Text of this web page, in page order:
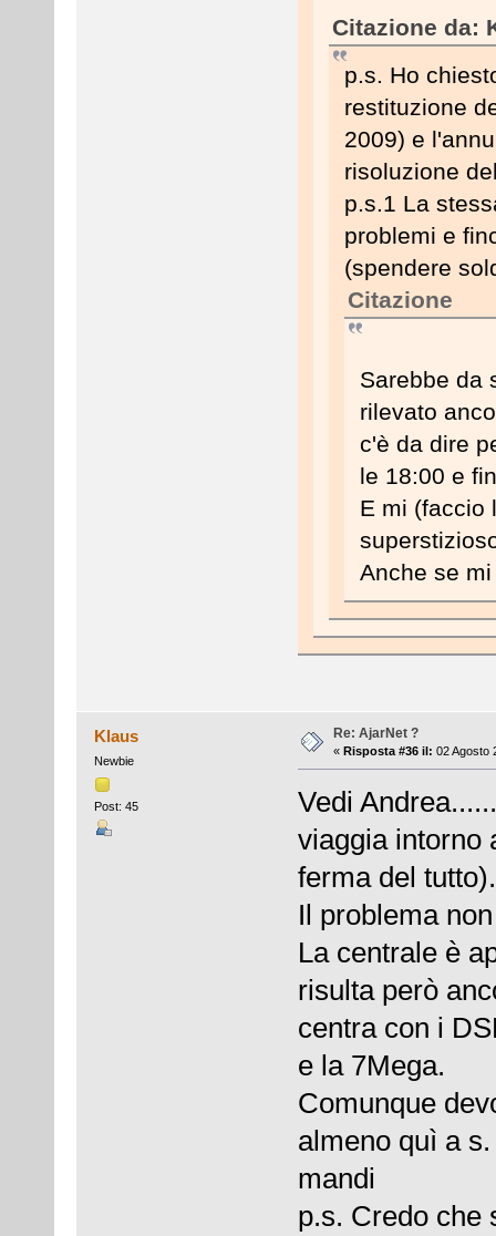
Citazione da:
p.s. Ho
restituzione
2009) e
risoluzione
p.s.1 La
problemi e
(spendere
Citazione
Sarebbe da
rilevato
c'è da dire
le 18:00 e
E mi (faccio
Anche se
Klaus
Newbie
Post: 45
Re: AjarNet ?
« Risposta #36 il: 02 Agosto
Vedi
viaggia intorno
ferma del tutto).
Il problema
La centrale è
risulta però
centra con i
e la 7Mega.
Comunque
almeno quì a
mandi
p.s. Credo che